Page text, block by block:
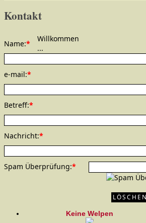
Kontakt
Name:*
e-mail:*
Betreff:*
Nachricht:*
Spam Überprüfung:*
Willkommen
...
Keine Welpen